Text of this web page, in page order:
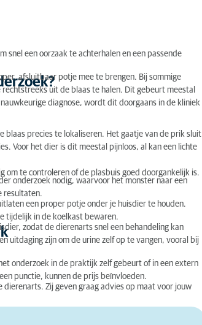
snel een oorzaak te achterhalen en een passende
afsluitbaar potje mee te brengen. Bij sommige
uit de blaas te halen. Dit gebeurt meestal
diagnose, wordt dit doorgaans in de kliniek
blaas precies te lokaliseren. Het gaatje van de prik sluit
Voor het dier is dit meestal pijnloos, al kan een lichte
om te controleren of de plasbuis goed doorgankelijk is.
onderzoek nodig, waarvoor het monster naar een
resultaten.
een proper potje onder je huisdier te houden.
tijdelijk in de koelkast bewaren.
zodat de dierenarts snel een behandeling kan
uitdaging zijn om de urine zelf op te vangen, vooral bij
onderzoek in de praktijk zelf gebeurt of in een extern
punctie, kunnen de prijs beïnvloeden.
Zij geven graag advies op maat voor jouw